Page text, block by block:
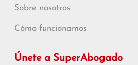
Sobre nosotros
Cómo funcionamos
Únete a SuperAbogado